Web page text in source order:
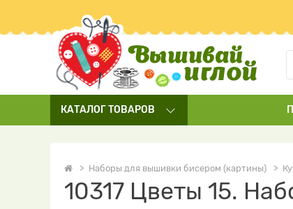
КАТАЛОГТОВАРОВ
Наборы для вышивки бисером (картины)
10317 Цветы 15.